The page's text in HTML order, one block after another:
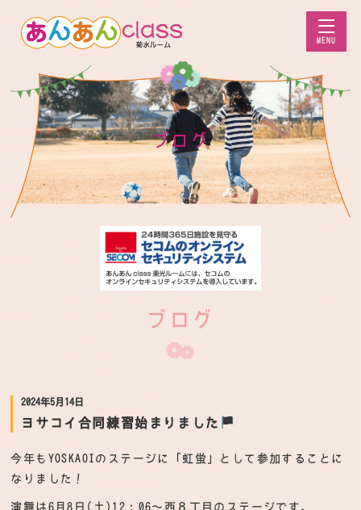
ブログ
ブログ
MENU
2024年5月14日
ヨサコイ合同練習始まりました
今年もYOSKAOIのステージに「虹蛍」として参加することに
なりました！
演舞は6月8日(土)12：06～西８丁目のステージです。